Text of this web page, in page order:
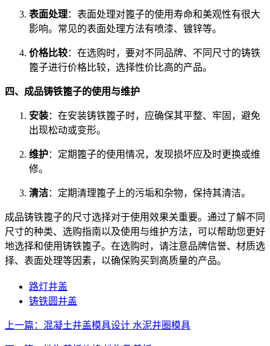
表面处理：表面处理对篦子的使用寿命和美观性有很大
影响。常见的表面处理方法有喷漆、镀锌等。
价格比较：在选购时，要对不同品牌、不同尺寸的铸铁
篦子进行价格比较，选择性价比高的产品。
四、成品铸铁篦子的使用与维护
安装：在安装铸铁篦子时，应确保其平整、牢固，避免
出现松动或变形。
维护：定期篦子的使用情况，发现损坏应及时更换或维
修。
清洁：定期清理篦子上的污垢和杂物，保持其清洁。
成品铸铁篦子的尺寸选择对于使用效果关重要。通过了解不同
尺寸的种类、选购指南以及使用与维护方法，可以帮助您更好
地选择和使用铸铁篦子。在选购时，请注意品牌信誉、材质选
择、表面处理等因素，以确保购买到高质量的产品。
路灯井盖
铸铁圆井盖
上一篇：混凝土井盖模具设计 水泥井圈模具